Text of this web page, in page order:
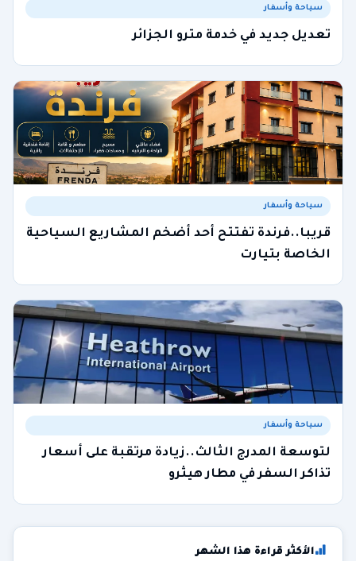
سياحة وأسفار
تعديل جديد في خدمة مترو الجزائر
سياحة وأسفار
قريبا..فرندة تفتتح أحد أضخم المشاريع السياحية
الخاصة بتيارت
سياحة وأسفار
لتوسعة المدرج الثالث..زيادة مرتقبة على أسعار
تذاكر السفر في مطار هيثرو
الأكثر قراءة هذا الشهر